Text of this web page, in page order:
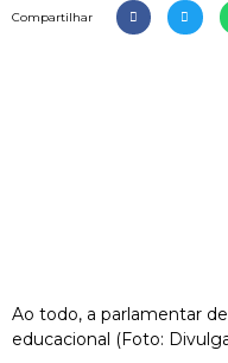
Compartilhar
Ao todo, a parlamentar
educacional (Foto: